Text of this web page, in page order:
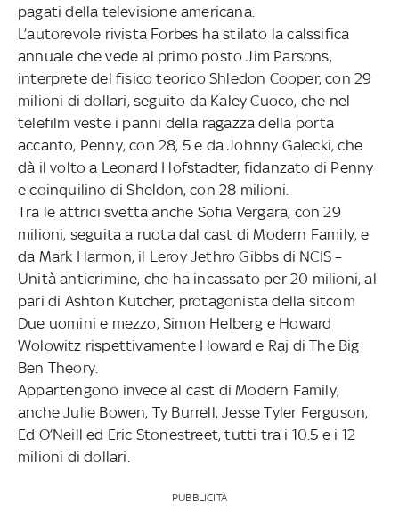
pagati della televisione americana.
L’autorevole rivista Forbes ha stilato la calssifica
annuale che vede al primo posto Jim Parsons,
interprete del fisico teorico Shledon Cooper, con 29
milioni di dollari, seguito da Kaley Cuoco, che nel
telefilm veste i panni della ragazza della porta
accanto, Penny, con 28, 5 e da Johnny Galecki, che
dà il volto a Leonard Hofstadter, fidanzato di Penny
e coinquilino di Sheldon, con 28 milioni.
Tra le attrici svetta anche Sofia Vergara, con 29
milioni, seguita a ruota dal cast di Modern Family, e
da Mark Harmon, il Leroy Jethro Gibbs di NCIS –
Unità anticrimine, che ha incassato per 20 milioni, al
pari di Ashton Kutcher, protagonista della sitcom
Due uomini e mezzo, Simon Helberg e Howard
Wolowitz rispettivamente Howard e Raj di The Big
Ben Theory.
Appartengono invece al cast di Modern Family,
anche Julie Bowen, Ty Burrell, Jesse Tyler Ferguson,
Ed O’Neill ed Eric Stonestreet, tutti tra i 10.5 e i 12
milioni di dollari.
PUBBLICITÀ